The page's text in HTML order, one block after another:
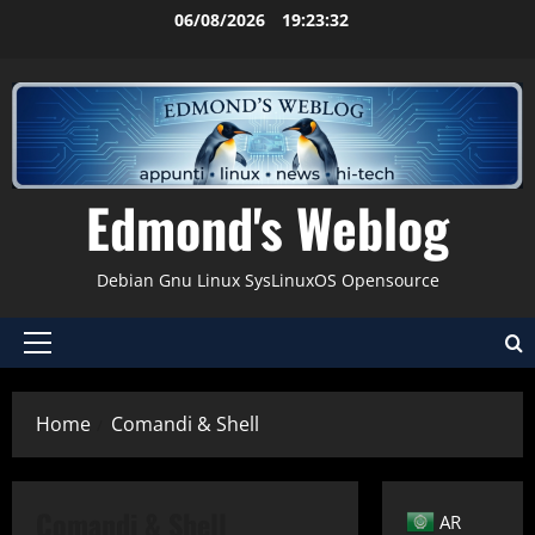
06/08/2026 19:23:32
Edmond's Weblog
Debian Gnu Linux SysLinuxOS Opensource
Menu
Home Comandi & Shell
AR